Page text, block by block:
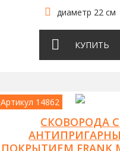
диаметр 22 см
КУПИТЬ
Артикул 14862
СКОВОРОДА С
ПОКРЫТИЕМ FRANK